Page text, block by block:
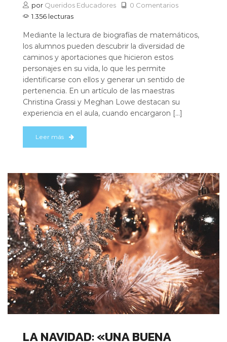
por Queridos Educadores
0 Comentarios
1.356 lecturas
Mediante la lectura de biografías de matemáticos,
los alumnos pueden descubrir la diversidad de
caminos y aportaciones que hicieron estos
personajes en su vida, lo que les permite
identificarse con ellos y generar un sentido de
pertenencia. En un artículo de las maestras
Christina Grassi y Meghan Lowe destacan su
experiencia en el aula, cuando encargaron […]
Leer más
LA NAVIDAD: «UNA BUENA